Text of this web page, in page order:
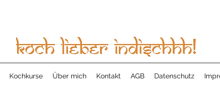
Kochkurse Über mich Kontakt AGB Datenschutz